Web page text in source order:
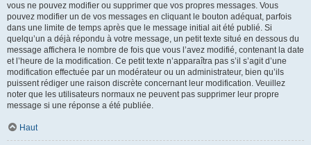
vous ne pouvez modifier ou supprimer que vos propres messages. Vous
pouvez modifier un de vos messages en cliquant le bouton adéquat, parfois
dans une limite de temps après que le message initial ait été publié. Si
quelqu’un a déjà répondu à votre message, un petit texte situé en dessous du
message affichera le nombre de fois que vous l’avez modifié, contenant la date
et l’heure de la modification. Ce petit texte n’apparaîtra pas s’il s’agit d’une
modification effectuée par un modérateur ou un administrateur, bien qu’ils
puissent rédiger une raison discrète concernant leur modification. Veuillez
noter que les utilisateurs normaux ne peuvent pas supprimer leur propre
message si une réponse a été publiée.
Haut